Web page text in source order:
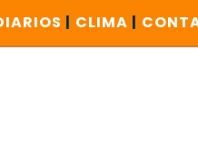
| CLIMA |